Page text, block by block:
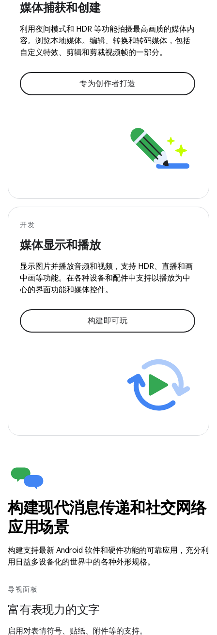
媒体捕获和创建
利用夜间模式和 HDR 等功能拍摄最高画质的媒体内
容。浏览本地媒体。编辑、转换和转码媒体，包括
自定义特效、剪辑和剪裁视频帧的一部分。
专为创作者打造
开发
媒体显示和播放
显示图片并播放音频和视频，支持 HDR、直播和画
中画等功能。在各种设备和配件中支持以播放为中
心的界面功能和媒体控件。
构建即可玩
构建现代消息传递和社交网络
应用场景
构建支持最新 Android 软件和硬件功能的可靠应用，充分利
用日益多设备化的世界中的各种外形规格。
导视面板
富有表现力的文字
启用对表情符号、贴纸、附件等的支持。